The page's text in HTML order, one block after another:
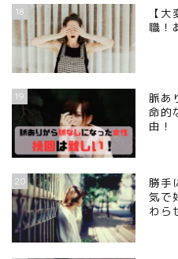
18
【
職！
19
脈あ
命的
由！
20
勝手
気で
わら